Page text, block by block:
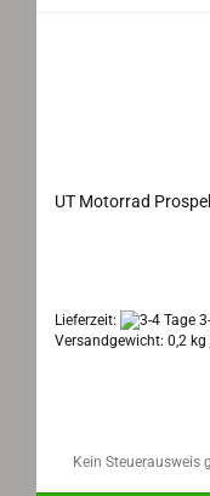
UT Motorrad
Lieferzeit:
Versandgewicht: 0,2
Kein Steuerausweis